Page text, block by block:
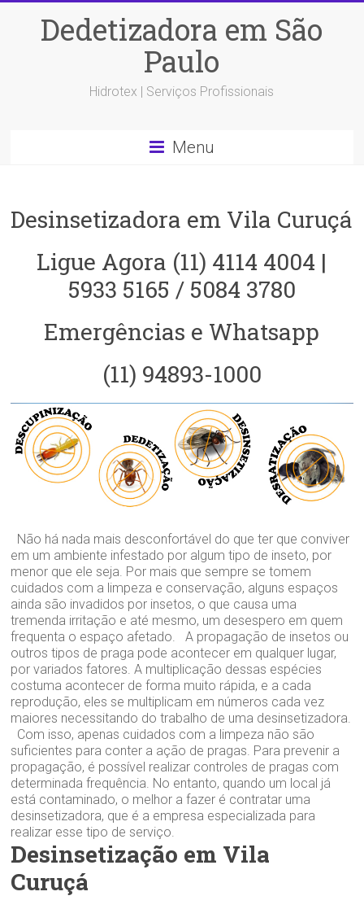
Dedetizadora em São
Paulo
Hidrotex | Serviços Profissionais
Menu
Desinsetizadora em Vila Curuçá
Ligue Agora (11) 4114 4004 |
5933 5165 / 5084 3780
Emergências e Whatsapp
(11) 94893-1000
Não há nada mais desconfortável do que ter que conviver
em um ambiente infestado por algum tipo de inseto, por
menor que ele seja. Por mais que sempre se tomem
cuidados com a limpeza e conservação, alguns espaços
ainda são invadidos por insetos, o que causa uma
tremenda irritação e até mesmo, um desespero em quem
frequenta o espaço afetado. A propagação de insetos ou
outros tipos de praga pode acontecer em qualquer lugar,
por variados fatores. A multiplicação dessas espécies
costuma acontecer de forma muito rápida, e a cada
reprodução, eles se multiplicam em números cada vez
maiores necessitando do trabalho de uma desinsetizadora.
Com isso, apenas cuidados com a limpeza não são
suficientes para conter a ação de pragas. Para prevenir a
propagação, é possível realizar controles de pragas com
determinada frequência. No entanto, quando um local já
está contaminado, o melhor a fazer é contratar uma
desinsetizadora, que é a empresa especializada para
realizar esse tipo de serviço.
Desinsetização em Vila
Curuçá